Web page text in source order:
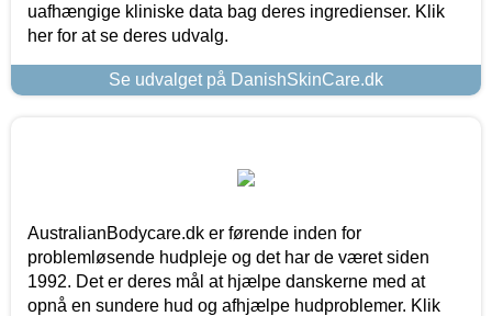
uafhængige kliniske data bag deres ingredienser. Klik
her for at se deres udvalg.
Se udvalget på DanishSkinCare.dk
AustralianBodycare.dk er førende inden for
problemløsende hudpleje og det har de været siden
1992. Det er deres mål at hjælpe danskerne med at
opnå en sundere hud og afhjælpe hudproblemer. Klik